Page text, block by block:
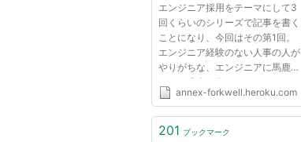
ウヱル別館
エンジニア採用をテーマにして3
回くらいのシリーズで記事を書く
ことになり、今回はその第1回。
エンジニア経験のない人事の人が
やりがちな、エンジニアに馬鹿に
される求人を作ってしまわないた
めのアドバイスをつらつらと書い
あるような「応募資格：ＪＡＶＡ
annex-forkwell.heroku.com
201 ブックマーク